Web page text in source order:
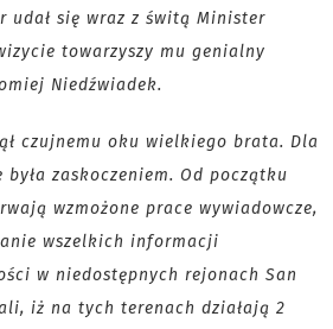
udał się wraz z świtą Minister
towarzyszy mu genialny
Niedźwiadek.
czujnemu oku wielkiego brata. Dla
zaskoczeniem. Od początku
wzmożone prace wywiadowcze,
wszelkich informacji
w niedostępnych rejonach San
iż na tych terenach działają 2